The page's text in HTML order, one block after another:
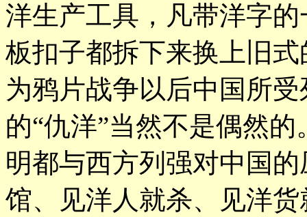
洋生产工具，凡带洋字
板扣子都拆下来换上旧
为鸦片战争以后中国所
的“仇洋”当然不是偶然
明都与西方列强对中国
馆、见洋人就杀、见洋